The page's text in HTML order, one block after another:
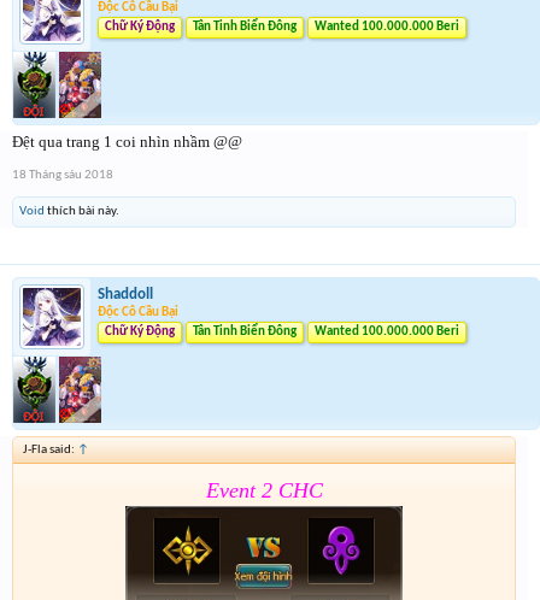
Độc Cô Cầu Bại
Chữ Ký Động
Tân Tinh Biển Đông Wanted 100.000.000 Beri
Đệt qua trang 1 coi nhìn nhầm @@
18 Tháng sáu 2018
Void thích bài này.
Shaddoll
Độc Cô Cầu Bại
Chữ Ký Động
Tân Tinh Biển Đông Wanted 100.000.000 Beri
J-Fla said: ↑
Event 2 CHC